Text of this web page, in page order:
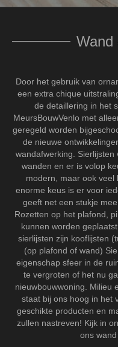
Wand
Door het gebruik van
een extra chique
de detaillering in het
MeursBouwVenlo met
geregeld worden
de nieuwe
wandafwerking.
wanden en er is volop
modern, maar ook veel
enorme keus is er voor
geeft net een stukje
Rozetten op het plafond,
kunnen worden
sierlijsten zijn kooflijsten
(op plafond of wand)
eigenschap sfeer in de
te vergroten of het nu
nieuwbouwwoning. Milieu
staat bij ons hoog in het
geschikte producten en
zullen nastreven! Kijk in
ons